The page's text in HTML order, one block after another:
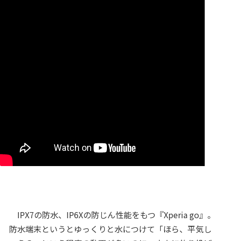
IPX7の防水、IP6Xの防じん性能をもつ『Xperia go』。
防水端末というとゆっくりと水につけて「ほら、平気し